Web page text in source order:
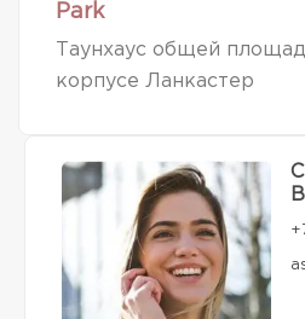
Park
Таунхаус общей
корпусе Ланкастер